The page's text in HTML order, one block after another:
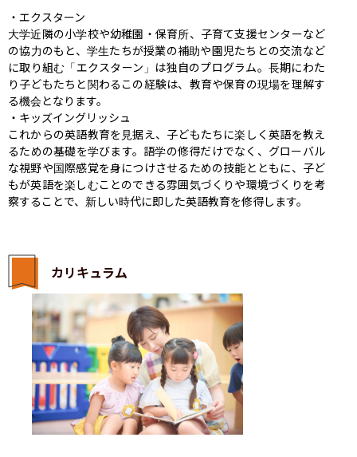
・エクスターン
大学近隣の小学校や幼稚園・保育所、子育て支援センターなど
の協力のもと、学生たちが授業の補助や園児たちとの交流など
に取り組む「エクスターン」は独自のプログラム。長期にわた
り子どもたちと関わるこの経験は、教育や保育の現場を理解す
る機会となります。
・キッズイングリッシュ
これからの英語教育を見据え、子どもたちに楽しく英語を教え
るための基礎を学びます。語学の修得だけでなく、グローバル
な視野や国際感覚を身につけさせるための技能とともに、子ど
もが英語を楽しむことのできる雰囲気づくりや環境づくりを考
察することで、新しい時代に即した英語教育を修得します。
カリキュラム